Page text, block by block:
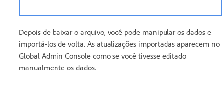
Depois de baixar o arquivo, você pode manipular os dados e
importá-los de volta. As atualizações importadas aparecem no
Global Admin Console como se você tivesse editado
manualmente os dados.